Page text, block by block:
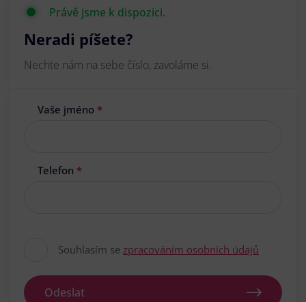
Právě jsme k dispozici.
Neradi píšete?
Nechte nám na sebe číslo, zavoláme si.
Vaše jméno *
Telefon *
Souhlasím se zpracováním osobních údajů
Odeslat